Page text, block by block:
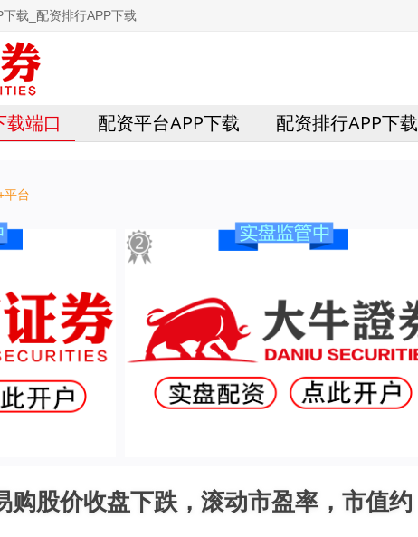
载_配资排行APP下载
载端口 配资平台APP下载 配资排行APP下载
平台
购股价收盘下跌，滚动市盈率，市值约